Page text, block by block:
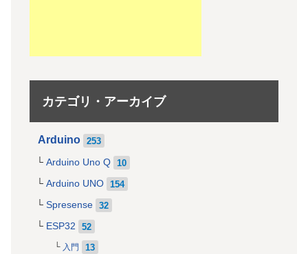
カテゴリ・アーカイブ
Arduino 253
Arduino Uno Q 10
Arduino UNO 154
Spresense 32
ESP32 52
入門 13